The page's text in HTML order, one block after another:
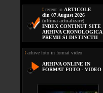
! recent in ARTICOLE
din 07 August 2026
(ultima actualizare)
INDEX CONTINUT SITE
ARHIVA CRONOLOGICA
PREMII SI DISTINCTII
! arhive foto in format video
ARHIVA ONLINE IN
FORMAT FOTO - VIDEO